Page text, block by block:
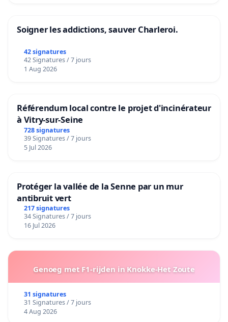
Soigner les addictions, sauver Charleroi.
42 signatures
42 Signatures / 7 jours
1 Aug 2026
Référendum local contre le projet d'incinérateur
à Vitry-sur-Seine
728 signatures
39 Signatures / 7 jours
5 Jul 2026
Protéger la vallée de la Senne par un mur
antibruit vert
217 signatures
34 Signatures / 7 jours
16 Jul 2026
Genoeg met F1-rijden in Knokke-Het Zoute
31 signatures
31 Signatures / 7 jours
4 Aug 2026